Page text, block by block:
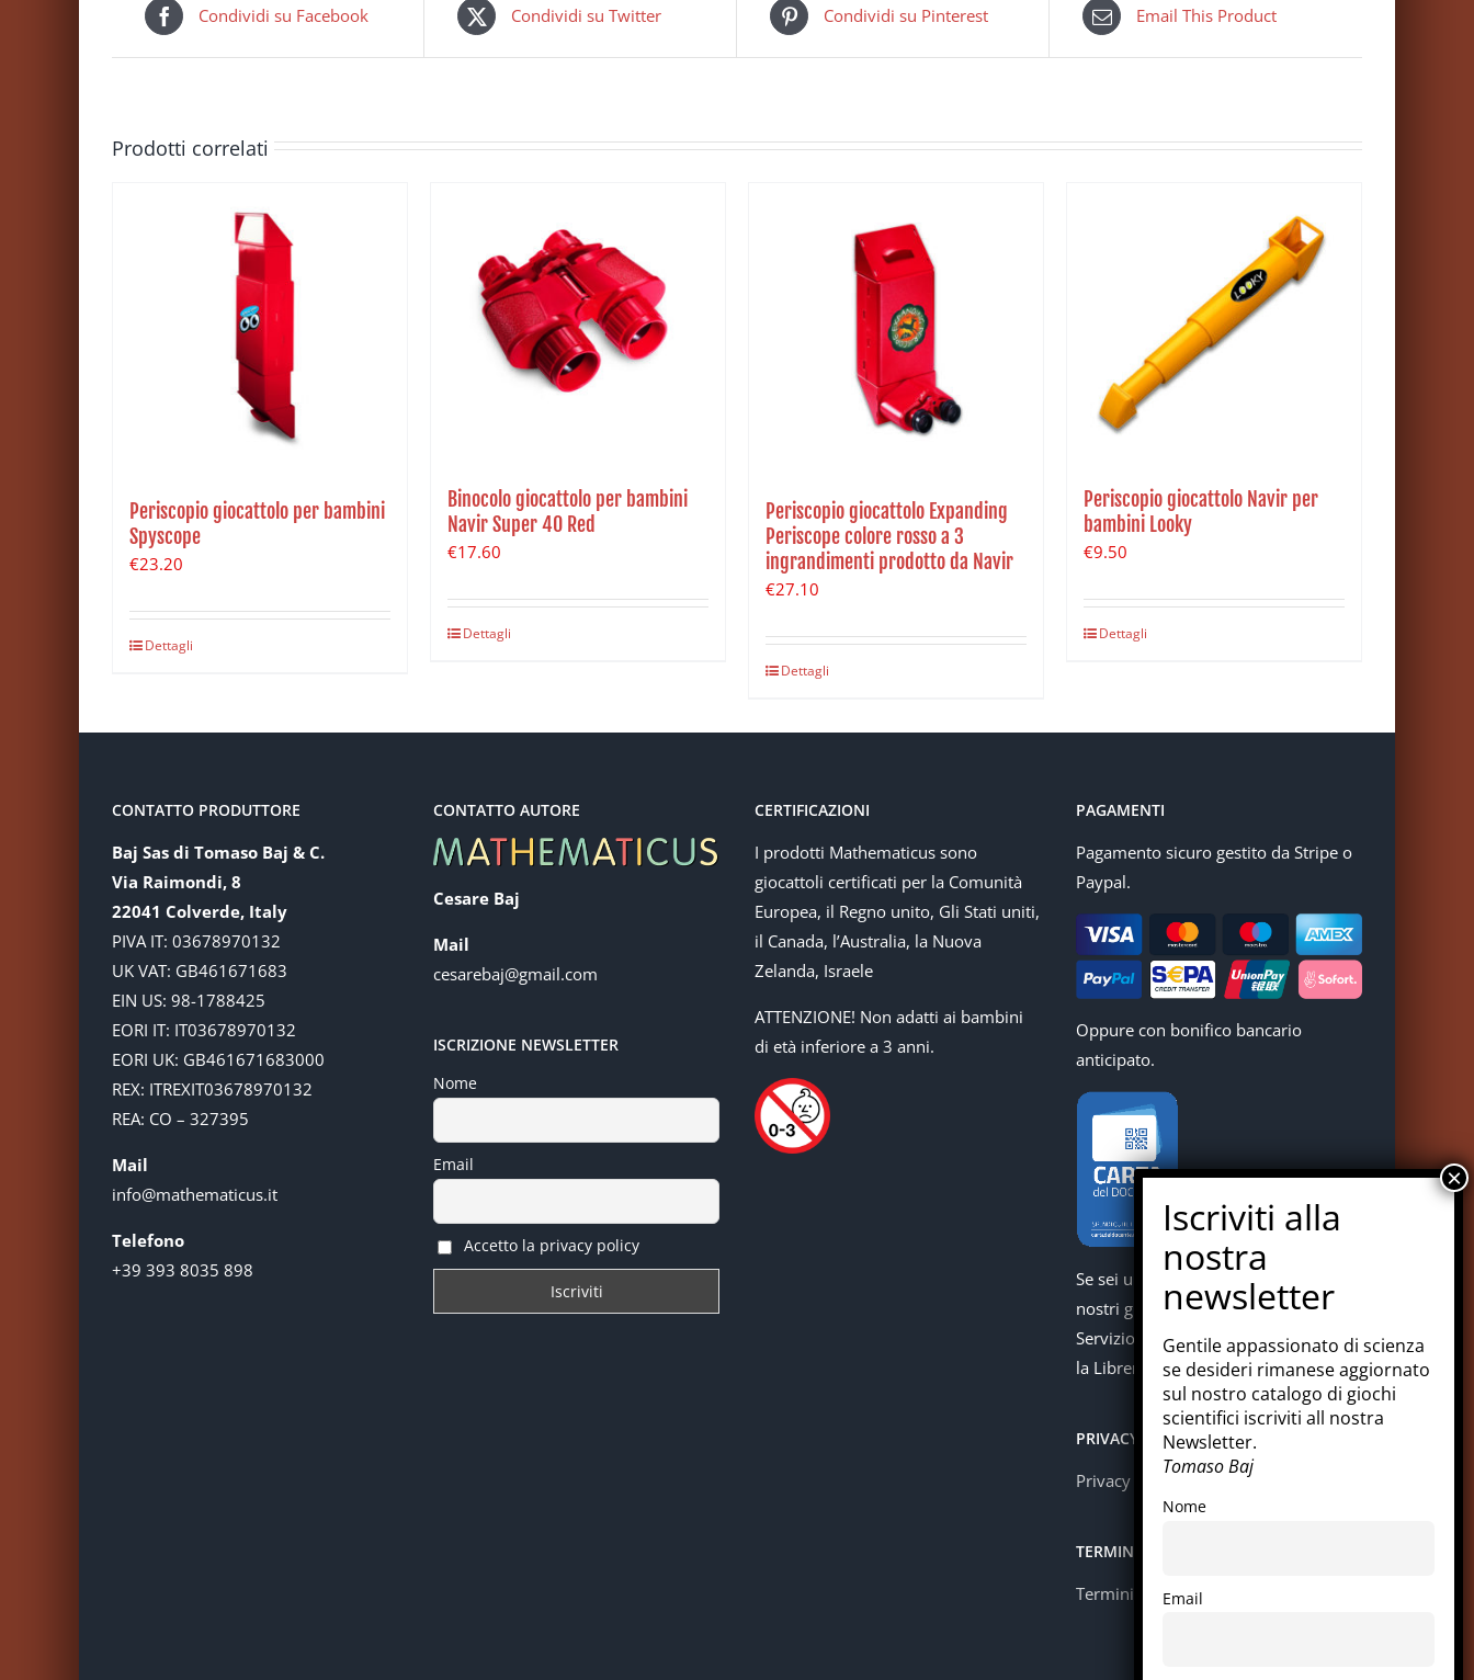
Condividi su Facebook Condividi su Twitter Condividi su Pinterest Email This Product
Prodotti correlati
Periscopio giocattolo per bambini
Spyscope
€23.20
Dettagli
Binocolo giocattolo per bambini
Navir Super 40 Red
€17.60
Dettagli
Periscopio giocattolo Expanding
Periscope colore rosso a 3
ingrandimenti prodotto da Navir
€27.10
Dettagli
Periscopio giocattolo Navir per
bambini Looky
€9.50
Dettagli
CONTATTO PRODUTTORE
Baj Sas di Tomaso Baj & C.
Via Raimondi, 8
22041 Colverde, Italy
PIVA IT: 03678970132
UK VAT: GB461671683
EIN US: 98-1788425
EORI IT: IT03678970132
EORI UK: GB461671683000
REX: ITREXIT03678970132
REA: CO – 327395
Mail
info@mathematicus.it
Telefono
+39 393 8035 898
CONTATTO AUTORE
Cesare Baj
Mail
cesarebaj@gmail.com
ISCRIZIONE NEWSLETTER
Nome
Email
Accetto la privacy policy
CERTIFICAZIONI
I prodotti Mathematicus sono
giocattoli certificati per la Comunità
Europea, il Regno unito, Gli Stati uniti,
il Canada, l’Australia, la Nuova
Zelanda, Israele
ATTENZIONE! Non adatti ai bambini
di età inferiore a 3 anni.
PAGAMENTI
Pagamento sicuro gestito da Stripe o
Paypal.
Oppure con bonifico bancario
anticipato.
Se sei un docente puoi acquistare i
nostri giochi con la carta del docente.
Servizio offerto in collaborazione con
la Libreria Colosi di Messina.
PRIVACY
Privacy policy
TERMINI E CONDIZIONI
Termini e condizioni
Gentile appassionato di scienza
se desideri rimanese aggiornato
sul nostro catalogo di giochi
scientifici iscriviti all nostra
Newsletter.
Tomaso Baj
Nome
Email